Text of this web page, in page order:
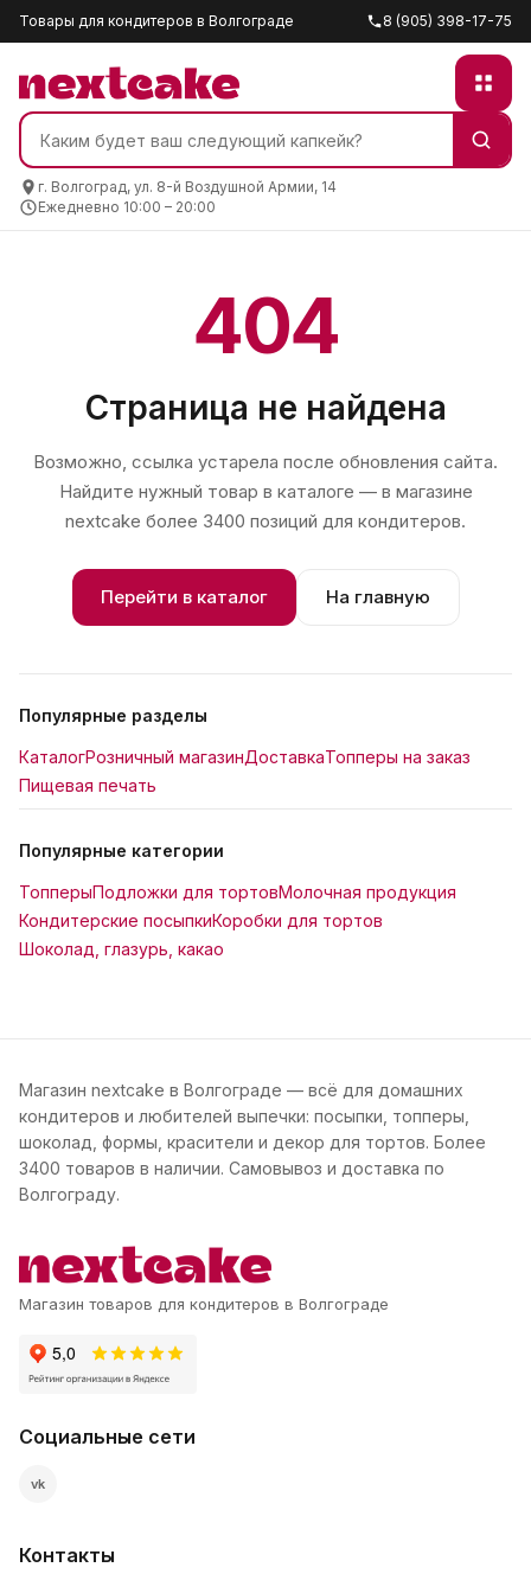
Товары для кондитеров в Волгограде 8 (905) 398-17-75
г. Волгоград, ул. 8-й Воздушной Армии, 14
Ежедневно 10:00 – 20:00
404
Страница не найдена
Возможно, ссылка устарела после обновления сайта.
Найдите нужный товар в каталоге — в магазине
nextcake более 3400 позиций для кондитеров.
Перейти в каталог На главную
Популярные разделы
КаталогРозничный магазинДоставкаТопперы на заказ
Пищевая печать
Популярные категории
ТопперыПодложки для тортовМолочная продукция
Кондитерские посыпкиКоробки для тортов
Шоколад, глазурь, какао
Магазин nextcake в Волгограде — всё для домашних
кондитеров и любителей выпечки: посыпки, топперы,
шоколад, формы, красители и декор для тортов. Более
3400 товаров в наличии. Самовывоз и доставка по
Волгограду.
Магазин товаров для кондитеров в Волгограде
Социальные сети
vk
Контакты